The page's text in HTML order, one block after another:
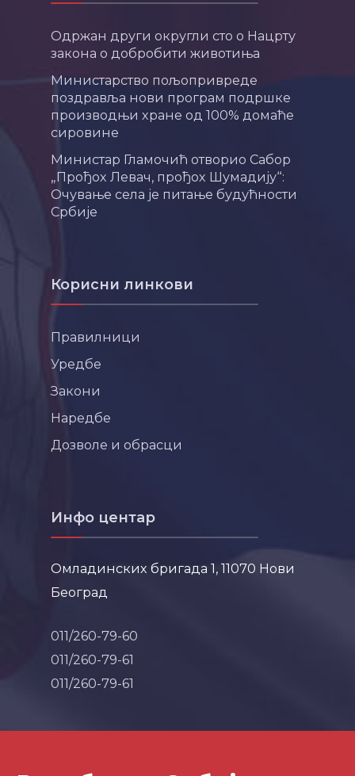
Одржан други округли сто о Нацрту
закона о добробити животиња
Министарство пољопривреде
поздравља нови програм подршке
производњи хране од 100% домаће
сировине
Министар Гламочић отворио Сабор
„Прођох Левач, прођох Шумадију“:
Очување села је питање будућности
Србије
Корисни линкови
Правилници
Уредбе
Закони
Наредбе
Дозволе и обрасци
Инфо центар
Омладинских бригада 1, 11070 Нови
Београд
011/260-79-60
011/260-79-61
011/260-79-61